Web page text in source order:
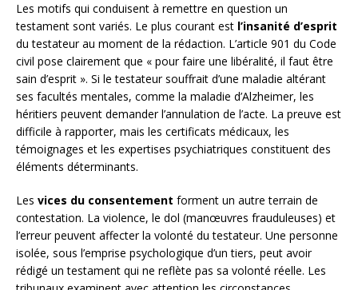
Les motifs qui conduisent à remettre en question un
testament sont variés. Le plus courant est l’insanité d’esprit
du testateur au moment de la rédaction. L’article 901 du Code
civil pose clairement que « pour faire une libéralité, il faut être
sain d’esprit ». Si le testateur souffrait d’une maladie altérant
ses facultés mentales, comme la maladie d’Alzheimer, les
héritiers peuvent demander l’annulation de l’acte. La preuve est
difficile à rapporter, mais les certificats médicaux, les
témoignages et les expertises psychiatriques constituent des
éléments déterminants.
Les vices du consentement forment un autre terrain de
contestation. La violence, le dol (manœuvres frauduleuses) et
l’erreur peuvent affecter la volonté du testateur. Une personne
isolée, sous l’emprise psychologique d’un tiers, peut avoir
rédigé un testament qui ne reflète pas sa volonté réelle. Les